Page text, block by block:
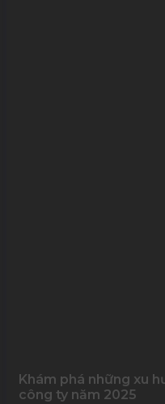
Khám phá những xu
công ty năm 2025